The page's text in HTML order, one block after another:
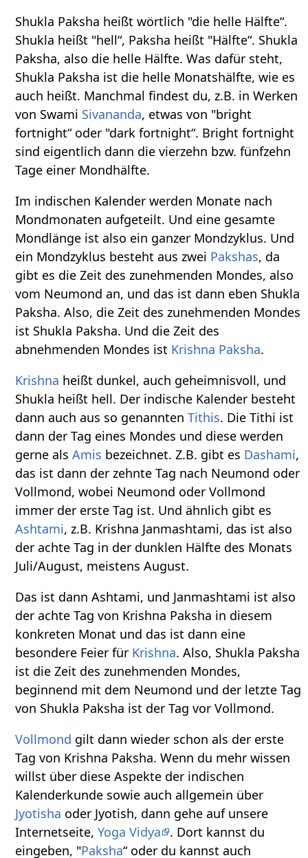
Shukla Paksha heißt wörtlich "die helle Hälfte“.
Shukla heißt "hell“, Paksha heißt "Hälfte“. Shukla
Paksha, also die helle Hälfte. Was dafür steht,
Shukla Paksha ist die helle Monatshälfte, wie es
auch heißt. Manchmal findest du, z.B. in Werken
von Swami Sivananda, etwas von "bright
fortnight“ oder "dark fortnight“. Bright fortnight
sind eigentlich dann die vierzehn bzw. fünfzehn
Tage einer Mondhälfte.
Im indischen Kalender werden Monate nach
Mondmonaten aufgeteilt. Und eine gesamte
Mondlänge ist also ein ganzer Mondzyklus. Und
ein Mondzyklus besteht aus zwei Pakshas, da
gibt es die Zeit des zunehmenden Mondes, also
vom Neumond an, und das ist dann eben Shukla
Paksha. Also, die Zeit des zunehmenden Mondes
ist Shukla Paksha. Und die Zeit des
abnehmenden Mondes ist Krishna Paksha.
Krishna heißt dunkel, auch geheimnisvoll, und
Shukla heißt hell. Der indische Kalender besteht
dann auch aus so genanntenTithis. Die Tithi ist
dann der Tag eines Mondes und diese werden
gerne alsAmis bezeichnet. Z.B. gibt es Dashami,
das ist dann der zehnte Tag nach Neumond oder
Vollmond, wobei Neumond oder Vollmond
immer der erste Tag ist. Und ähnlich gibt es
Ashtami, z.B. Krishna Janmashtami, das ist also
der achte Tag in der dunklen Hälfte des Monats
Juli/August, meistens August.
Das ist dann Ashtami, und Janmashtami ist also
der achte Tag von Krishna Paksha in diesem
konkreten Monat und das ist dann eine
besondere Feier für Krishna. Also, Shukla Paksha
ist die Zeit des zunehmenden Mondes,
beginnend mit dem Neumond und der letzte Tag
von Shukla Paksha ist der Tag vor Vollmond.
Vollmond gilt dann wieder schon als der erste
Tag von Krishna Paksha. Wenn du mehr wissen
willst über diese Aspekte der indischen
Kalenderkunde sowie auch allgemein über
Jyotisha oder Jyotish, dann gehe auf unsere
Internetseite,Yoga Vidya
. Dort kannst du
eingeben, "Paksha“ oder du kannst auch